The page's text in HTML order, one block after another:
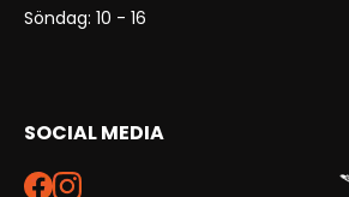
Söndag: 10 - 16
SOCIAL MEDIA